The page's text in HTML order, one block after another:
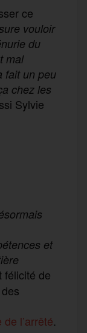
ce
vouloir
du
mal
fait un peu
chez les
Sylvie
et
félicité de
l’arrêté.